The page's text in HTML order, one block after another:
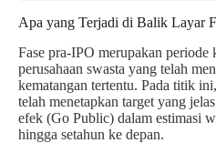
Apa yang Terjadi di Balik Layar
Fase pra-IPO merupakan periode
perusahaan swasta yang telah
kematangan tertentu. Pada titik
telah menetapkan target yang
efek (Go Public) dalam estimasi
hingga setahun ke depan.